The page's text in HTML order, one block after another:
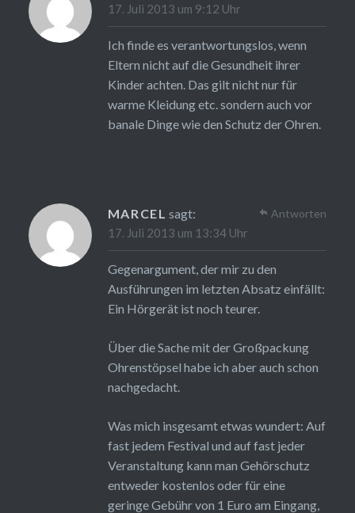
17. Juli 2013 um 9:12 Uhr
Ich finde es verantwortungslos, wenn
Eltern nicht auf die Gesundheit ihrer
Kinder achten. Das gilt nicht nur für
warme Kleidung etc. sondern auch vor
banale Dinge wie den Schutz der Ohren.
MARCEL sagt:
17. Juli 2013 um 13:34 Uhr
Gegenargument, der mir zu den
Ausführungen im letzten Absatz einfällt:
Ein Hörgerät ist noch teurer.
Über die Sache mit der Großpackung
Ohrenstöpsel habe ich aber auch schon
nachgedacht.
Was mich insgesamt etwas wundert: Auf
fast jedem Festival und auf fast jeder
Veranstaltung kann man Gehörschutz
entweder kostenlos oder für eine
geringe Gebühr von 1 Euro am Eingang,
Antworten